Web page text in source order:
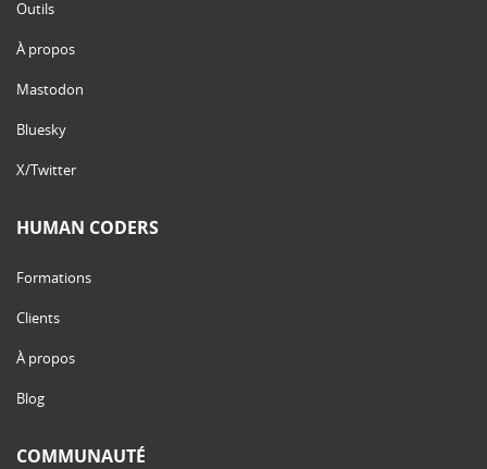
Outils
À propos
Mastodon
Bluesky
X/Twitter
HUMAN CODERS
Formations
Clients
À propos
Blog
COMMUNAUTÉ